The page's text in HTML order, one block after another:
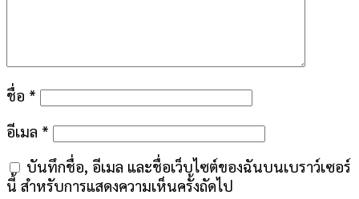
ชื่อ *
อีเมล *
บันทึกชื่อ, อีเมล และชื่อเว็บไซต์ของฉันบนเบราว์เซอร์
นี้ สำหรับการแสดงความเห็นครั้งถัดไป